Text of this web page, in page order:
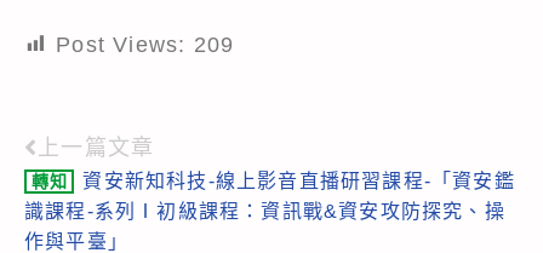
Post Views: 209
Read
more
articles
上一篇文章
轉知
資安新知科技-線上影音直播研習課程-「資安鑑
識課程-系列Ⅰ初級課程：資訊戰&資安攻防探究、操
作與平臺」